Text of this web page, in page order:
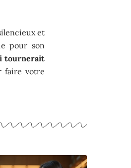
et
pour son
tournerait
faire votre